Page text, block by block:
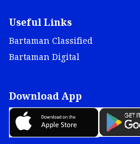
Useful Links
Bartaman Classified
Bartaman Digital
Download App